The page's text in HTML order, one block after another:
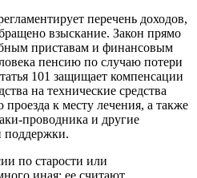
перечень доходов,
взыскание. Закон прямо
приставам и финансовым
пенсию по случаю потери
101 защищает компенсации
на технические средства
к месту лечения, а также
проводника и другие
поддержки.
по старости или